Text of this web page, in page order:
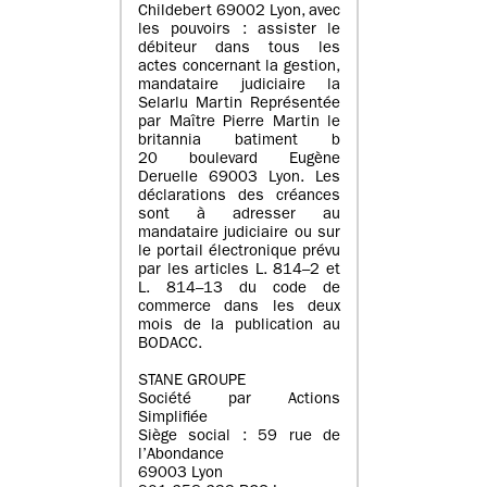
Childebert 69002 Lyon, avec
les pouvoirs : assister le
débiteur dans tous les
actes concernant la gestion,
mandataire judiciaire la
Selarlu Martin Représentée
par Maître Pierre Martin le
britannia batiment b
20 boulevard Eugène
Deruelle 69003 Lyon. Les
déclarations des créances
sont à adresser au
mandataire judiciaire ou sur
le portail électronique prévu
par les articles L. 814–2 et
L. 814–13 du code de
commerce dans les deux
mois de la publication au
BODACC.
STANE GROUPE
Société par Actions
Simplifiée
Siège social : 59 rue de
l’Abondance
69003 Lyon